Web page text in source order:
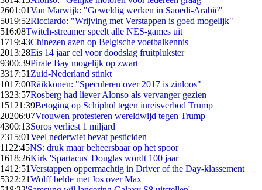
2601:01Van Marwijk: "Geweldig werken in Saoedi-Arabië"
5019:52Ricciardo: "Wrijving met Verstappen is goed mogelijk"
516:08Twitch-streamer speelt alle NES-games uit
1719:43Chinezen azen op Belgische voetbalkennis
2013:28Eis 14 jaar cel voor doodslag fruitplukster
9300:39Pirate Bay mogelijk op zwart
3317:51 Zuid-Nederland stinkt
1017:00Räikkönen: "Speculeren over 2017 is zinloos"
1323:57Rosberg had liever Alonso als vervanger gezien
151 21:39Betoging op Schiphol tegen inreisverbod Trump
20206:07Vrouwen protesteren wereldwijd tegen Trump
4300:13Soros verliest 1 miljard
7315:01Veel nederwiet bevat pesticiden
11 22:45NS: druk maar beheersbaar op het spoor
1618:26Kirk 'Spartacus' Douglas wordt 100 jaar
1412:51Verstappen oppermachtig in Driver of the Day-klassement
5322:21Wolff belde met Jos over Max